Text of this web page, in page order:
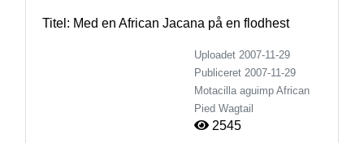
Titel: Med en African Jacana på en flodhest
Uploadet 2007-11-29
Publiceret 2007-11-29
Motacilla aguimp African
Pied Wagtail
2545